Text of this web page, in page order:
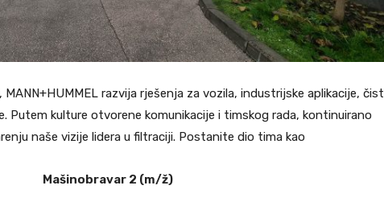
razvija rješenja za vozila, industrijske aplikacije, čist
Putem kulture otvorene komunikacije i timskog rada, kontinuirano
naše vizije lidera u filtraciji. Postanite dio tima kao
Mašinobravar 2 (m/ž)